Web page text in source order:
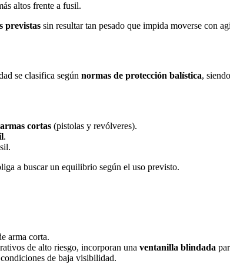
altos frente a fusil.
previstas sin resultar tan pesado que impida moverse con
se clasifica según normas de protección balística,
armas cortas (pistolas y revólveres).
.
a buscar un equilibrio según el uso previsto.
arma corta.
de alto riesgo, incorporan una ventanilla blindada
de baja visibilidad.